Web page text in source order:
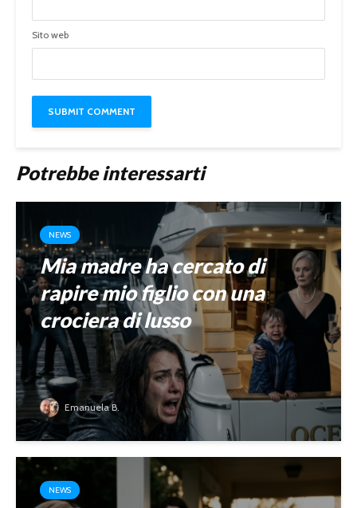
Sito web
Potrebbe interessarti
NEWS
Mia madre ha cercato di
rapire mio figlio con una
crociera di lusso
Emanuela B.
NEWS